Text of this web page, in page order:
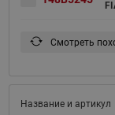
Смотреть